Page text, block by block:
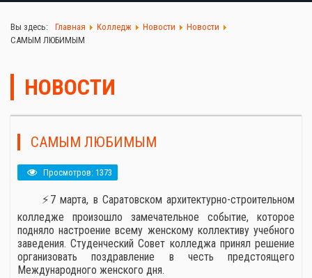
Вы здесь: Главная Колледж Новости
Новости
САМЫМ ЛЮБИМЫМ
НОВОСТИ
САМЫМ ЛЮБИМЫМ
Просмотров: 1373
⚡7 марта, в Саратовском архитектурно-строительном
колледже произошло замечательное событие, которое
подняло настроение всему женскому коллективу учебного
заведения. Студенческий Совет колледжа принял решение
организовать поздравление в честь предстоящего
Международного женского дня.